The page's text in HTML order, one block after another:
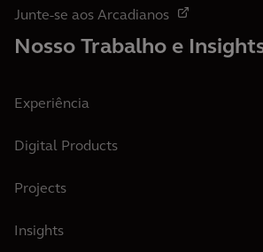
Junte-se aos Arcadianos
Nosso Trabalho e
Experiência
Digital Products
Projects
Insights